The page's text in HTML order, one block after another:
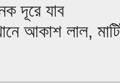
দূরে যাব
আকাশ লাল,